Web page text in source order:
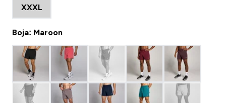
XXXL
Boja: Maroon